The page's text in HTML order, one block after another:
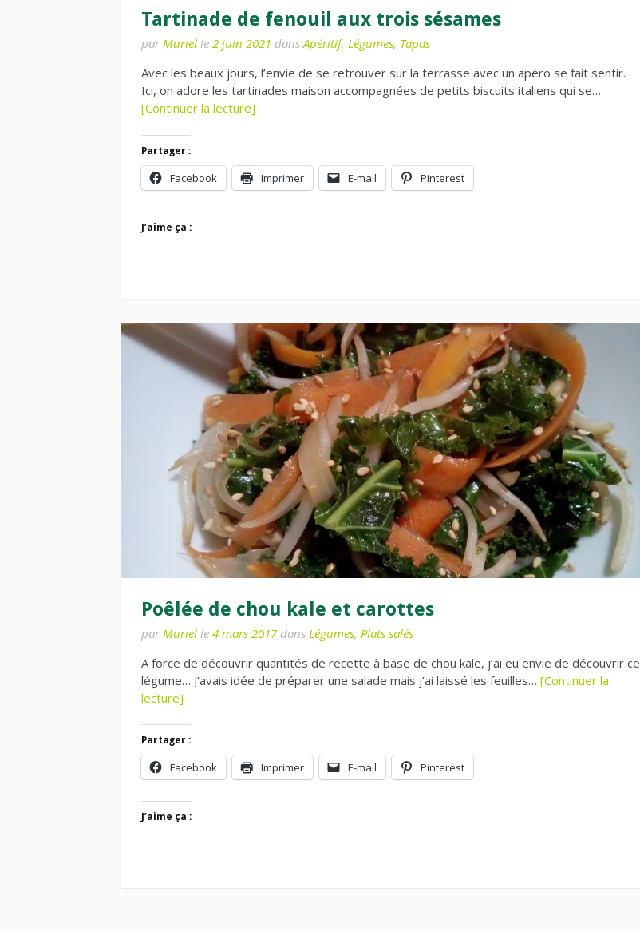
Tartinade de fenouil aux trois sésames
par Muriel le 2 juin 2021 dansApéritif, Légumes, Tapas
Avec les beaux jours, l’envie de se retrouver sur la terrasse avec un apéro se fait sentir.
Ici, on adore les tartinades maison accompagnées de petits biscuits italiens qui se…
[Continuer la lecture]
Partager :
Facebook Imprimer E-mail Pinterest
J’aime ça :
Poêlée de chou kale et carottes
par Muriel le 4 mars 2017dans Légumes, Plats salés
A force de découvrir quantités de recette à base de chou kale, j’ai eu envie de découvrir ce
légume… J’avais idée de préparer une salade mais j’ai laissé les feuilles… [Continuer la
lecture]
Partager :
Facebook Imprimer E-mail Pinterest
J’aime ça :